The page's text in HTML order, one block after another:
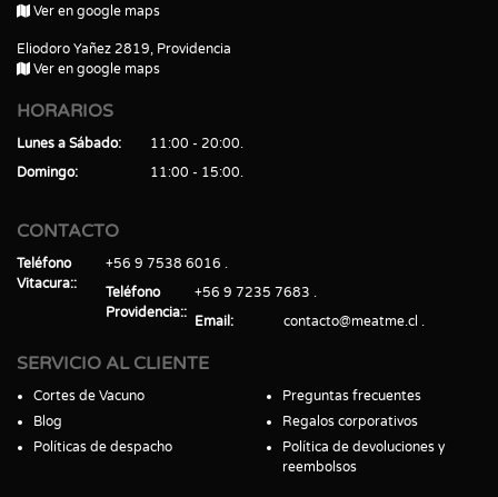
Ver en google maps
Eliodoro Yañez 2819, Providencia
Ver en google maps
HORARIOS
Lunes a Sábado
11:00 - 20:00
Domingo
11:00 - 15:00
CONTACTO
Teléfono
Vitacura:
+56 9 7538 6016
Teléfono
Providencia:
+56 9 7235 7683
Email
contacto@meatme.cl
SERVICIO AL CLIENTE
Cortes de Vacuno
Blog
Políticas de despacho
Preguntas frecuentes
Regalos corporativos
Política de devoluciones y
reembolsos